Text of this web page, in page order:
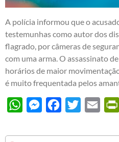
A polícia informou que o
testemunhas como autor dos
flagrado, por câmeras de
com uma arma. O assassinato
horários de maior
é muito frequentada pelos
WhatsAppMessengerFacebook
Twitter Email